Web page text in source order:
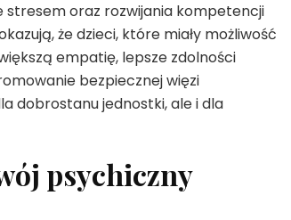
stresem oraz rozwijania kompetencji
że dzieci, które miały możliwość
empatię, lepsze zdolności
bezpiecznej więzi
dobrostanu jednostki, ale i dla
psychiczny